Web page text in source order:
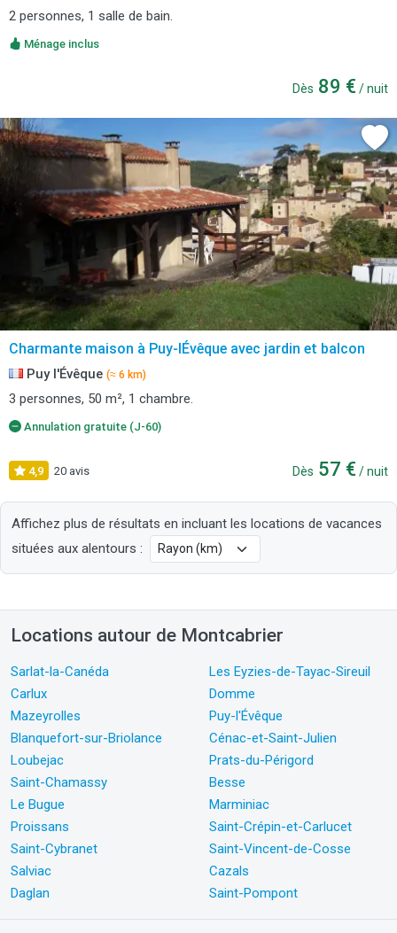
2 personnes, 1 salle de bain.
Ménage inclus
Dès 89 € / nuit
Charmante maison à Puy-lÉvêque avec jardin et balcon
Puy l'Évêque (≈ 6 km)
3 personnes, 50 m², 1 chambre.
Annulation gratuite (J-60)
4,9 20 avis Dès 57 € / nuit
Affichez plus de résultats en incluant les locations de vacances
situées aux alentours :
Locations autour de Montcabrier
Sarlat-la-Canéda
Les Eyzies-de-Tayac-Sireuil
Carlux
Domme
Mazeyrolles
Puy-l'Évêque
Blanquefort-sur-Briolance
Cénac-et-Saint-Julien
Loubejac
Prats-du-Périgord
Saint-Chamassy
Besse
Le Bugue
Marminiac
Proissans
Saint-Crépin-et-Carlucet
Saint-Cybranet
Saint-Vincent-de-Cosse
Salviac
Cazals
Daglan
Saint-Pompont